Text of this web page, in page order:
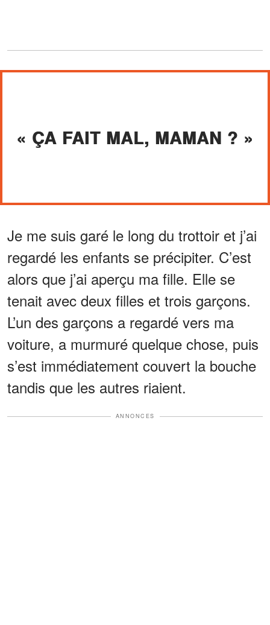
« ÇA FAIT MAL, MAMAN ? »
Je me suis garé le long du trottoir et j’ai
regardé les enfants se précipiter. C’est
alors que j’ai aperçu ma fille. Elle se
tenait avec deux filles et trois garçons.
L’un des garçons a regardé vers ma
voiture, a murmuré quelque chose, puis
s’est immédiatement couvert la bouche
tandis que les autres riaient.
ANNONCES